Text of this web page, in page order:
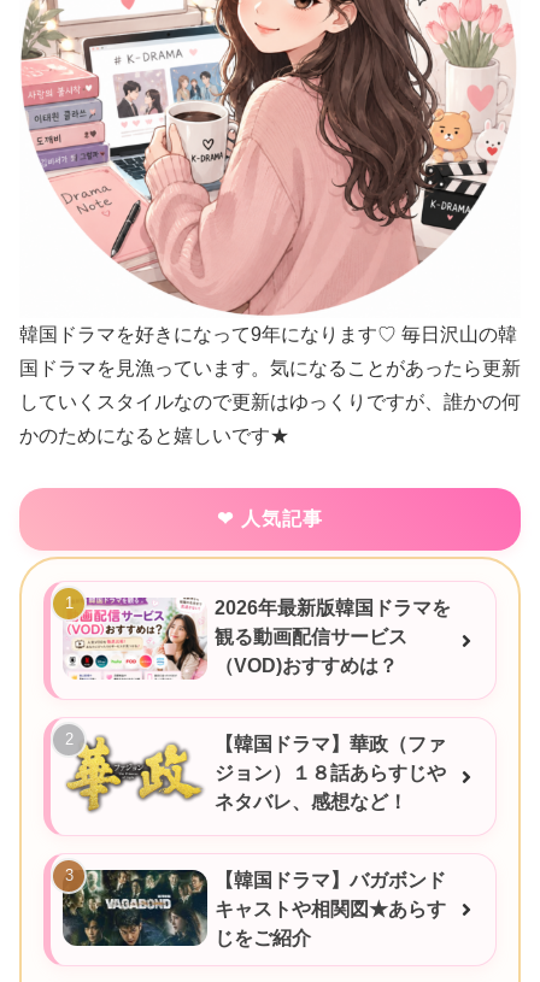
韓国ドラマを好きになって9年になります♡ 毎日沢山の韓
国ドラマを見漁っています。気になることがあったら更新
していくスタイルなので更新はゆっくりですが、誰かの何
かのためになると嬉しいです★
人気記事
2026年最新版韓国ドラマを
観る動画配信サービス
（VOD)おすすめは？
【韓国ドラマ】華政（ファ
ジョン）１８話あらすじや
ネタバレ、感想など！
【韓国ドラマ】バガボンド
キャストや相関図★あらす
じをご紹介